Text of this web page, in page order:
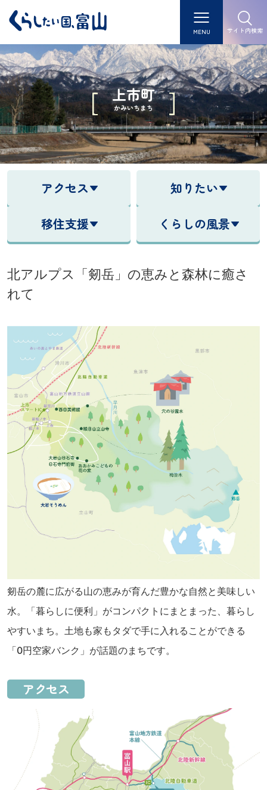
MENU サイト内検索
上市町
かみいちまち
アクセス 知りたい
移住支援 くらしの風景
北アルプス「剱岳」の恵みと森林に癒さ
れて
剱岳の麓に広がる山の恵みが育んだ豊かな自然と美味しい
水。「暮らしに便利」がコンパクトにまとまった、暮らし
やすいまち。土地も家もタダで手に入れることができる
「0円空家バンク」が話題のまちです。
アクセス